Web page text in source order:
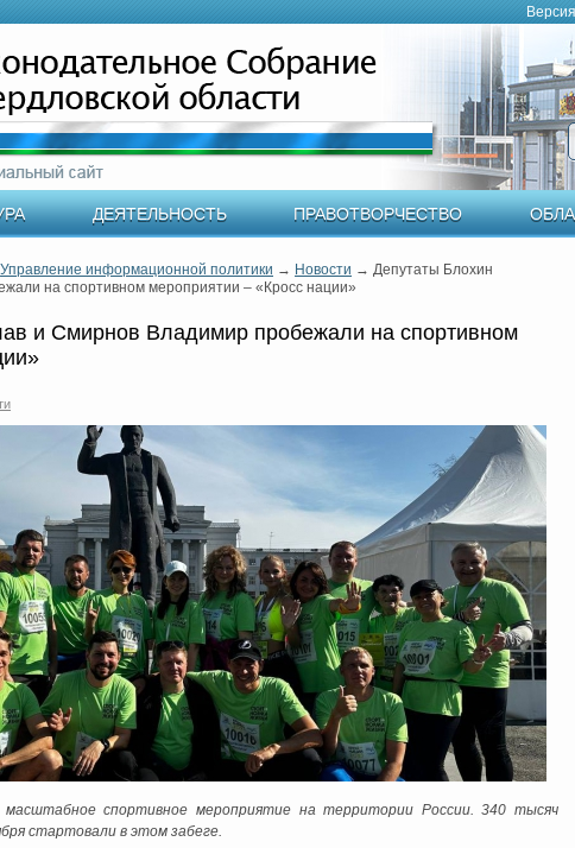
ДЕЯТЕЛЬНОСТЬ ПРАВОТВОРЧЕСТВО
Управление информационной политики → Новости → Депутаты Блохин
на спортивном мероприятии – «Кросс нации»
и Смирнов Владимир пробежали на спортивном
спортивное мероприятие на территории России. 340 тысяч
стартовали в этом забеге.